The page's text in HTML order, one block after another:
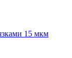
15 мкм